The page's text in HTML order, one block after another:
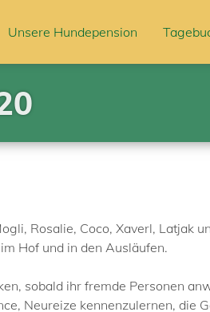
Unsere Hundepension
Rosalie, Coco, Xaverl, Latjak
Hof und in den Ausläufen.
sobald ihr fremde Personen
Neureize kennenzulernen, die